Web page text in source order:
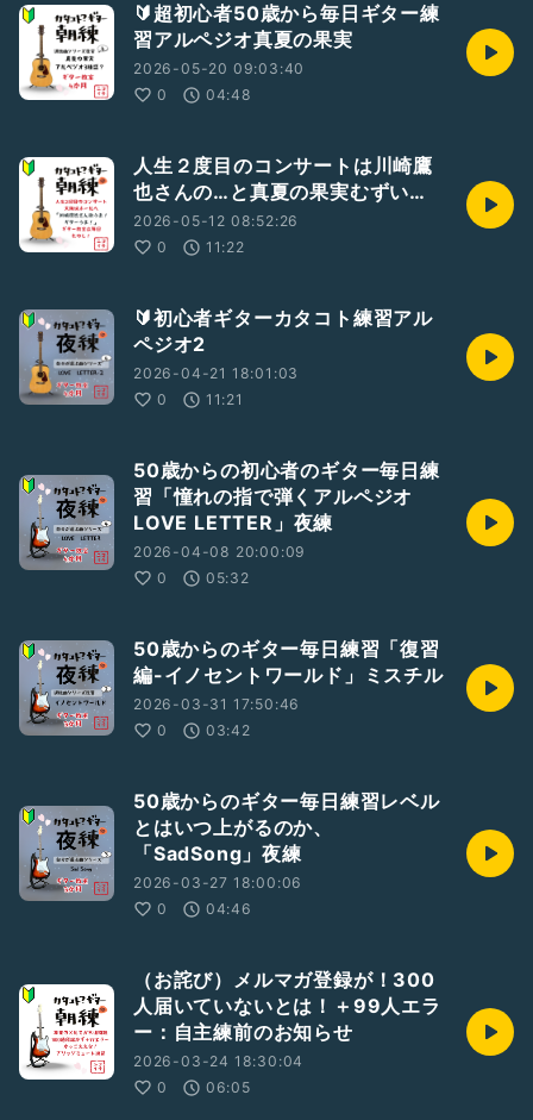
🔰超初心者50歳から毎日ギター練
習アルペジオ真夏の果実
2026-05-20 09:03:40
0
04:48
人生２度目のコンサートは川崎鷹
也さんの…と真夏の果実むずい…
2026-05-12 08:52:26
0
11:22
🔰初心者ギターカタコト練習アル
ペジオ2
2026-04-21 18:01:03
0
11:21
50歳からの初心者のギター毎日練
習「憧れの指で弾くアルペジオ
LOVE LETTER」夜練
2026-04-08 20:00:09
0
05:32
50歳からのギター毎日練習「復習
編-イノセントワールド」ミスチル
2026-03-31 17:50:46
0
03:42
50歳からのギター毎日練習レベル
とはいつ上がるのか、
「SadSong」夜練
2026-03-27 18:00:06
0
04:46
（お詫び）メルマガ登録が！300
人届いていないとは！＋99人エラ
ー：自主練前のお知らせ
2026-03-24 18:30:04
0
06:05